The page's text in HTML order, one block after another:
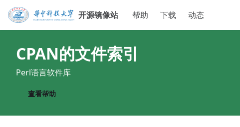
开源镜像站 帮助 下载 动态
CPAN的文件索引
Perl语言软件库
查看帮助